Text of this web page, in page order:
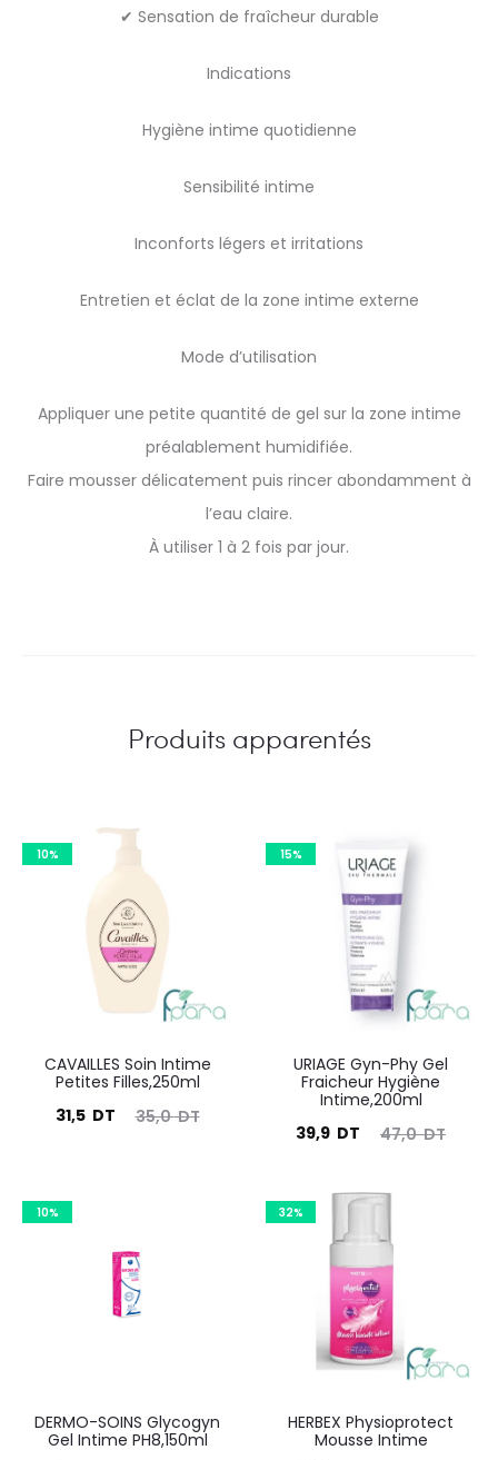
✔ Sensation de fraîcheur durable
Indications
Hygiène intime quotidienne
Sensibilité intime
Inconforts légers et irritations
Entretien et éclat de la zone intime externe
Mode d’utilisation
Appliquer une petite quantité de gel sur la zone intime
préalablement humidifiée.
Faire mousser délicatement puis rincer abondamment à
l’eau claire.
À utiliser 1 à 2 fois par jour.
Produits apparentés
10%
CAVAILLES Soin Intime
Petites Filles,250ml
35,0DT
Le
35,0
DT.
31,5 DT
est :
15%
URIAGE Gyn-Phy Gel
Fraicheur Hygiène
Intime,200ml
47,0DT
Le
initial
était :
47,0
DT.
39,9 DT
actuel
10%
DERMO-SOINS Glycogyn
Gel Intime PH8,150ml
32%
HERBEX Physioprotect
Mousse Intime